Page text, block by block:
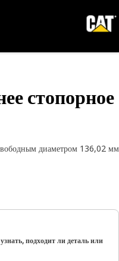
стопорное
диаметром 136,02 мм
подходит ли деталь или